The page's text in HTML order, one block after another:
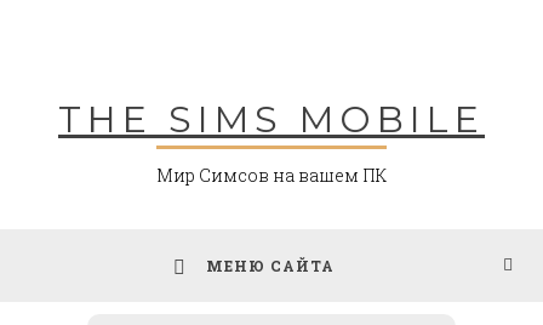
THE SIMS MOBILE
Мир Симсов на вашем ПК
МЕНЮ САЙТА